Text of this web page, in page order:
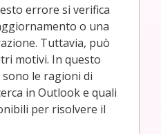
errore si verifica
o una
Tuttavia, può
motivi. In questo
le ragioni di
in Outlook e quali
per risolvere il